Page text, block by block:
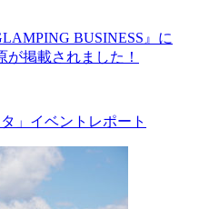
BUSINESS』に
掲載されました！
」イベントレポート